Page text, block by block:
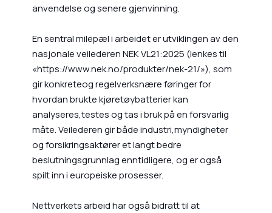
anvendelse og senere gjenvinning.
En sentral milepæl i arbeidet er utviklingen av den
nasjonale veilederen NEK VL21:2025 (lenkes til
«https://www.nek.no/produkter/nek-21/»), som
gir konkreteog regelverksnære føringer for
hvordan brukte kjøretøybatterier kan
analyseres,testes og tas i bruk på en forsvarlig
måte. Veilederen gir både industri,myndigheter
og forsikringsaktører et langt bedre
beslutningsgrunnlag enntidligere, og er også
spilt inn i europeiske prosesser.
Nettverkets arbeid har også bidratt til at